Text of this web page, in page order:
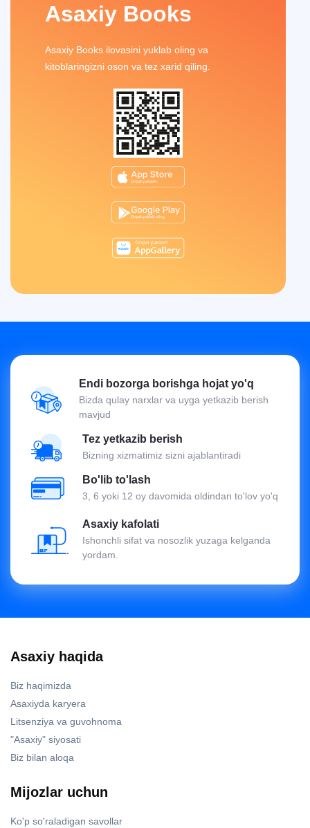
Asaxiy Books
Asaxiy Books ilovasini yuklab oling va
kitoblaringizni oson va tez xarid qiling.
Endi bozorga borishga hojat yo'q
Bizda qulay narxlar va uyga yetkazib berish
mavjud
Tez yetkazib berish
Bizning xizmatimiz sizni ajablantiradi
Bo'lib to'lash
3, 6 yoki 12 oy davomida oldindan to'lov yo'q
Asaxiy kafolati
Ishonchli sifat va nosozlik yuzaga kelganda
yordam.
Asaxiy haqida
Biz haqimizda
Asaxiyda karyera
Litsenziya va guvohnoma
"Asaxiy" siyosati
Biz bilan aloqa
Mijozlar uchun
Ko'p so'raladigan savollar